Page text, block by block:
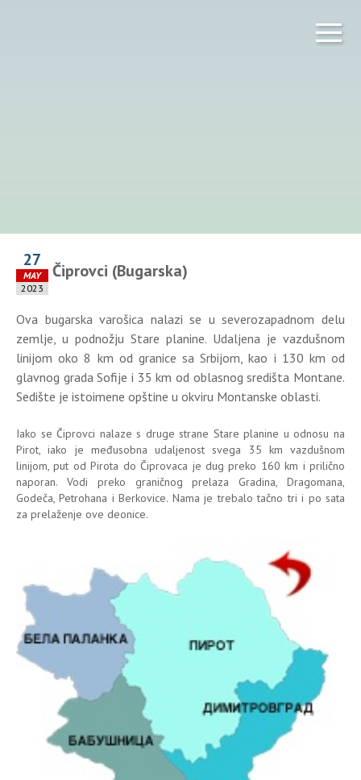
27
MAY
2023
Čiprovci (Bugarska)
Ova bugarska varošica nalazi se u severozapadnom delu
zemlje, u podnožju Stare planine. Udaljena je vazdušnom
linijom oko 8 km od granice sa Srbijom, kao i 130 km od
glavnog grada Sofije i 35 km od oblasnog središta Montane.
Sedište je istoimene opštine u okviru Montanske oblasti.
Iako se Čiprovci nalaze s druge strane Stare planine u odnosu na
Pirot, iako je međusobna udaljenost svega 35 km vazdušnom
linijom, put od Pirota do Čiprovaca je dug preko 160 km i prilično
naporan. Vodi preko graničnog prelaza Gradina, Dragomana,
Godeča, Petrohana i Berkovice. Nama je trebalo tačno tri i po sata
za prelaženje ove deonice.